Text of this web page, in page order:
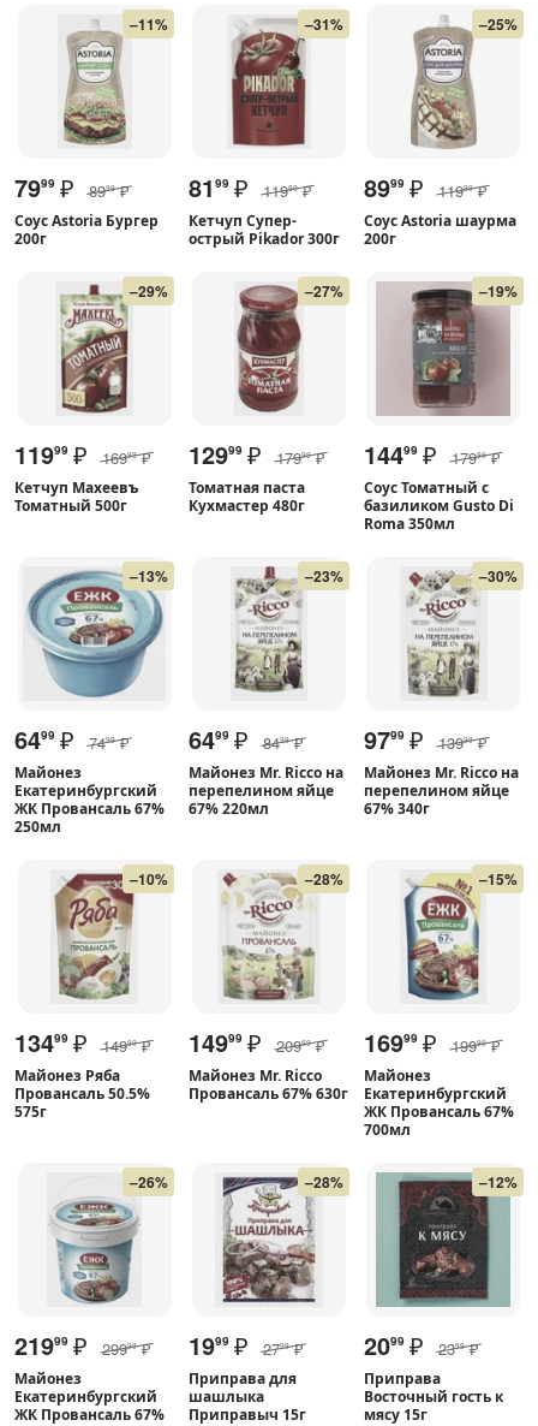
–11%
7999 ₽ 8999 ₽
Соус Astoria Бургер
200г
–31%
8199 ₽ 11999 ₽
Кетчуп Супер-
острый Pikador 300г
–25%
8999 ₽ 11999 ₽
Соус Astoria шаурма
200г
–29%
11999 ₽ 16999 ₽
Кетчуп Махеевъ
Томатный 500г
–27%
12999 ₽ 17999 ₽
Томатная паста
Кухмастер 480г
–19%
14499 ₽ 17999 ₽
Соус Томатный с
базиликом Gusto Di
Roma 350мл
–13%
6499 ₽ 7499 ₽
Майонез
Екатеринбургский
ЖК Провансаль 67%
250мл
–23%
6499 ₽ 8499 ₽
Майонез Mr. Ricco на
перепелином яйце
67% 220мл
–30%
9799 ₽ 13999 ₽
Майонез Mr. Ricco на
перепелином яйце
67% 340г
–10%
13499 ₽ 14999 ₽
Майонез Ряба
Провансаль 50.5%
575г
–28%
14999 ₽ 20999 ₽
Майонез Mr. Ricco
Провансаль 67% 630г
–15%
16999 ₽ 19999 ₽
Майонез
Екатеринбургский
ЖК Провансаль 67%
700мл
–26%
21999 ₽ 29999 ₽
Майонез
Екатеринбургский
ЖК Провансаль 67%
–28%
1999 ₽ 2799 ₽
Приправа для
шашлыка
Приправыч 15г
–12%
2099 ₽ 2399 ₽
Приправа
Восточный гость к
мясу 15г